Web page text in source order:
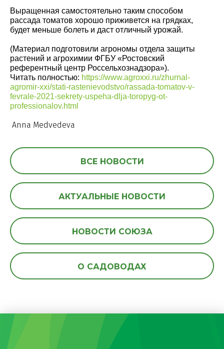
Выращенная самостоятельно таким способом
рассада томатов хорошо приживется на грядках,
будет меньше болеть и даст отличный урожай.
(Материал подготовили агрономы отдела защиты
растений и агрохимии ФГБУ «Ростовский
референтный центр Россельхознадзора»).
Читать полностью: https://www.agroxxi.ru/zhurnal-
agromir-xxi/stati-rastenievodstvo/rassada-tomatov-v-
fevrale-2021-sekrety-uspeha-dlja-toropyg-ot-
professionalov.html
Anna Medvedeva
ВСЕ НОВОСТИ
АКТУАЛЬНЫЕ НОВОСТИ
НОВОСТИ СОЮЗА
О САДОВОДАХ